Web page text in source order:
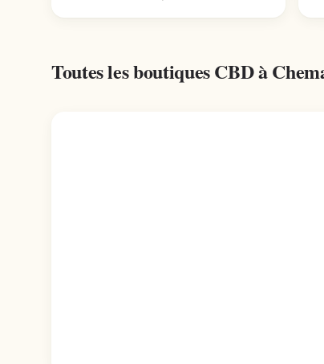
Toutes les boutiques CBD à